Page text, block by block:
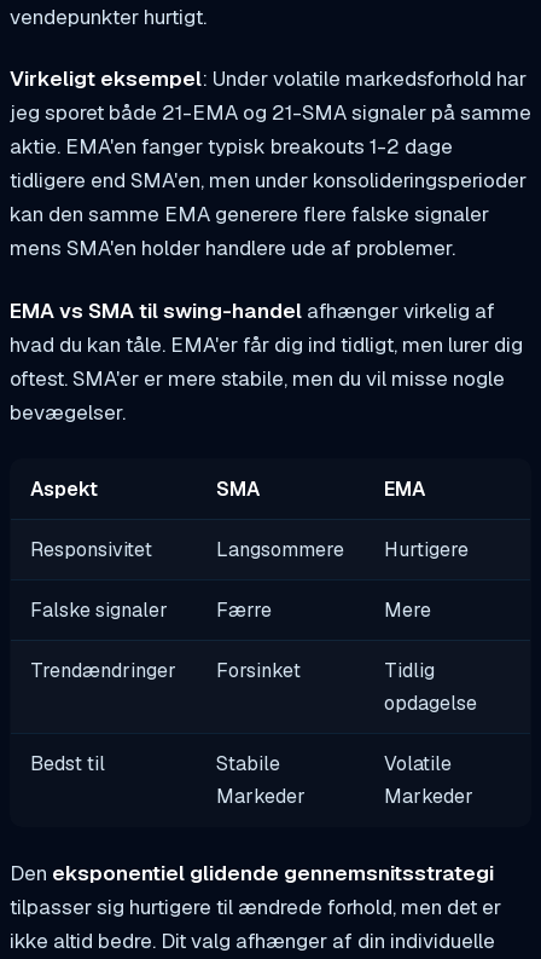
vendepunkter hurtigt.
Virkeligt eksempel: Under volatile markedsforhold har
jeg sporet både 21-EMA og 21-SMA signaler på samme
aktie. EMA'en fanger typisk breakouts 1-2 dage
tidligere end SMA'en, men under konsolideringsperioder
kan den samme EMA generere flere falske signaler
mens SMA'en holder handlere ude af problemer.
EMA vs SMA til swing-handel afhænger virkelig af
hvad du kan tåle. EMA'er får dig ind tidligt, men lurer dig
oftest. SMA'er er mere stabile, men du vil misse nogle
bevægelser.
Aspekt SMA EMA
Responsivitet Langsommere Hurtigere
Falske signaler Færre Mere
Trendændringer Forsinket
Tidlig
opdagelse
Bedst til
Stabile
Markeder
Volatile
Markeder
Den eksponentiel glidende gennemsnitsstrategi
tilpasser sig hurtigere til ændrede forhold, men det er
ikke altid bedre. Dit valg afhænger af din individuelle